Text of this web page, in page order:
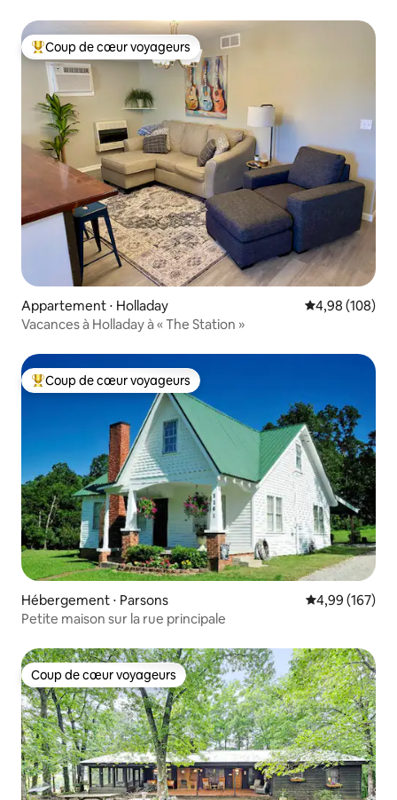
Coups de cœur voyageurs les plus appréciés
Coup de cœur voyageurs
Appartement ⋅ Holladay Évaluation
4,98 (108)
Vacances à Holladay à « The Station »
Coups de cœur voyageurs les plus appréciés
Coup de cœur voyageurs
Hébergement ⋅ Parsons Évaluation
4,99 (167)
Petite maison sur la rue principale
Coup de cœur voyageurs
Coup de cœur voyageurs